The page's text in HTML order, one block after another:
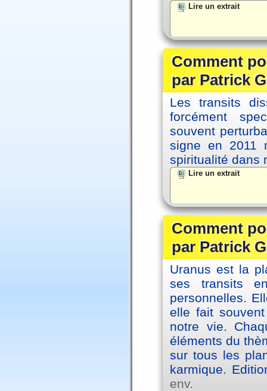
Lire un extrait
Comment
par Patrick
Les transits
forcément
souvent
signe en 2011
spiritualité dans
Lire un extrait
Comment
par Patrick
Uranus est la
ses transits
personnelles.
elle fait
notre vie.
éléments du
sur tous les
karmique.
env.